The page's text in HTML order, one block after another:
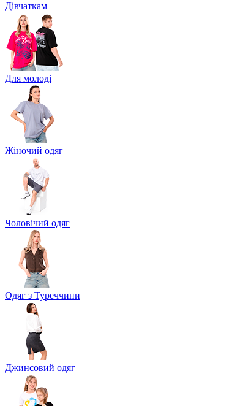
Дівчаткам
Для молоді
Жіночий одяг
Чоловічий одяг
Одяг з Туреччини
Джинсовий одяг